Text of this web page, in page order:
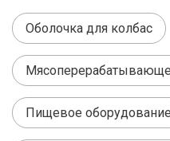
Оболочка для колбас
Пищевое оборудование